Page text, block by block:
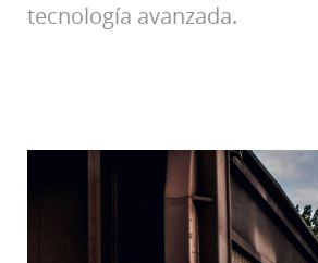
tecnología avanzada.